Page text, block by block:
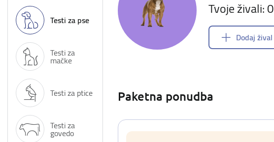
Testi za pse
Testi za
mačke
Testi za ptice
Testi za
govedo
Tvoje živali: 0
Dodaj žival
Paketna ponudba